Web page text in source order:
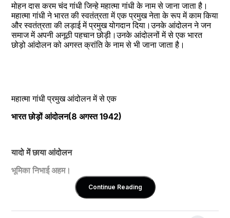
मोहन दास करम चंद गांधी जिन्हे महात्मा गांधी के नाम से जाना जाता है।
महात्मा गांधी ने भारत की स्वतंत्रता में एक प्रमुख नेता के रूप में काम किया
और स्वतंत्रता की लड़ाई में प्रमुख योगदान दिया।उनके आंदोलन ने जन
समाज में अपनी अनूठी पहचान छोड़ी।उनके आंदोलनों में से एक भारत
छोड़ो आंदोलन को अगस्त क्रांति के नाम से भी जाना जाता है।
महात्मा गांधी प्रमुख आंदोलन में से एक
भारत छोड़ों आंदोलन(8 अगस्त 1942)
यादो में छाया आंदोलन
भूमिका निभाई अहम।
Continue Reading